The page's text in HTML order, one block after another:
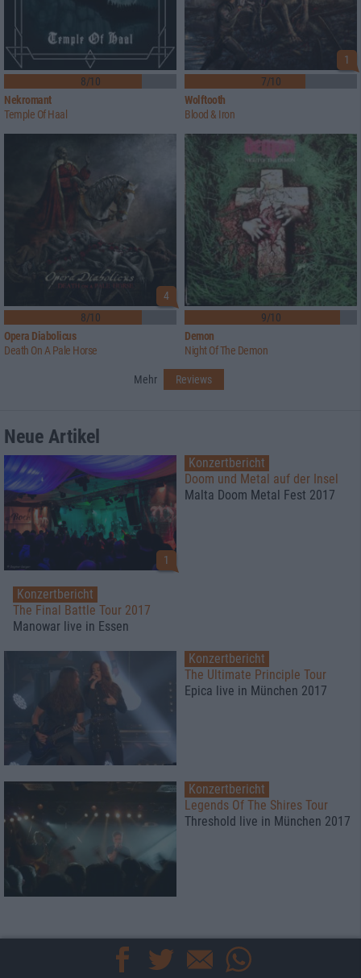
8/10
Nekromant
Temple Of Haal
1
7/10
Wolftooth
Blood & Iron
4
8/10
Opera Diabolicus
Death On A Pale Horse
9/10
Demon
Night Of The Demon
Mehr Reviews
Neue Artikel
1
Konzertbericht
Doom und Metal auf der Insel
Malta Doom Metal Fest 2017
Konzertbericht
The Final Battle Tour 2017
Manowar live in Essen
Konzertbericht
The Ultimate Principle Tour
Epica live in München 2017
Konzertbericht
Legends Of The Shires Tour
Threshold live in München 2017